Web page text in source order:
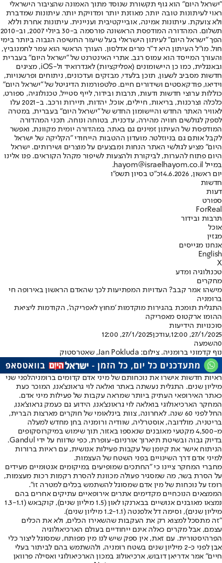
"ישראל היום" הוא גוף תקשורת שנוסד מתוך האמונה שהציבור הישראלי
ראוי לעיתונות טובה יותר, מאוזנת יותר ומדויקת יותר. עיתונות שמדברת
ולא צועקת. עיתונות אמינה, אובייקטיבית ועניינית. עיתונות אחרת וללא
תשלום. המהדורה המודפסת הראשונה פורסמה ב-30 ביולי 2007, וב-2010
הפך "ישראל היום" לעיתון הישראלי בעל שיעור החשיפה הגבוה ביותר בימי
חול. מו"ל העיתון היא ד"ר מרים אדלסון. העורך הראשי הוא עמר לחמנוביץ,
והעורך המייסד הוא עמוס רגב. אתרי האינטרנט של "ישראל היום" בעברית
ובאנגלית, כמו כן היישומונים (אפליקציות) לאנדרואיד ול-iOS, מציגים
חדשות מסביב לשעון, תוכן בלעדי, מבזקים ועדכונים, ניתוחים ופרשנויות,
וידיאו, פודקאסטים ושידורים חיים. פלטפורמות הדיגיטל של "ישראל היום"
כוללות ערוצי חדשות ודעות, תרבות ובידור, לייף סטייל, טכנולוגיה, ספורט,
כלכלה וצרכנות, בריאות, חיילים, אוכל, יהדות, תיירות ורכב. ב-2021 עלו
לאוויר האתר החדש והיישומון החדש של "ישראל היום" בעברית, במטרה
לספק לגולשים חוויה מהירה, עדכנית, בטוחה ונוחה. תכני המהדורה
המודפסת של העיתון זמינים גם באתר, במהדורה יומית מקוונת, ואפשר
לקבל אותם גם בניוזלטר. מועדון ההטבות הייחודי "הקליקה של ישראל
היום" מציע לגולשי האתר הנחות ומבצעים על מוצרים ושירותים. ישראל
היום פתוח להערות, לביקורת ולהצעות לשיפור מקהל הקוראים. פנו אלינו
במייל hayom@israelhayom.co.il.
יום ראשון, 14.6.2026
כ"ט בסיון תשפ"ו
חדשות
דעות
ספורט
ForReal
תרבות ובידור
אוכל
מגזין
אנחנו מגייסים
English
X
טכנולוגיה ומדע
מחקרים
מישהו אמר קבב? העדויות המפתיעות לכך שהאדם הראשון באירופה חי
ברומניה
התגלית תומכת בהגירות מוקדמות 'מחוץ לאפריקה', הקודמות ליציאת
ההומו ארקטוס מאפריקה
סוכנויות הידיעות
27/1/2025, 12:00
,עודכן27/1/2025, 12:00
0השמעה
נוף קדמוני ברומניה. צילום: Jan Pokluda, שאטרסטוק
ראיות חדשות אישרו את נוכחותם של מיני אדם קדומים ברומניהלפני שני
מיליון שנים. התגלית נעשתה באתר ואלאה לוי גראונצ'אנו, המוכר כעת
כאתר האירופאי העתיק ביותר שמראה עקבות של פעילות מיני אדם.
המחקר הארכיאולוגי בואלאה לוי גראונצ'אנו, הידוע גם כעמק גראוצ'אנו,
החל לפני 60 שנה. לאחרונה, צוות בינלאומי של חוקרים מארצות הברית,
בריטניה, מולדובה, אוסטרליה, שוודיה ורומניה בחן מחדש למעלה
מ-4,500 מקטעי מאובנים שנאספו באזור, תוך שימוש במיקרוסקופים
בדיוק גבוה ובשיטת תיארוך אורניום-עופרת, כפי שדווח על ידי Gandul.
הניתוח אישר את קיומן של עקבות פעילות אנושית, עם ראיות ברורות
למיני אדם דרך השינויים בפני השטח של העצמות.
מחברי המחקר ציינו כי "החתכים שמופיעים במיקומים אנטומיים מעידים
על הסרת בשר, מה שמסגיר פעולה מכוונת להסרת רקמות רכות מעצמות,
רומז על נוכחות של מין אדם שמסוגל להשתמש בכלים למטרה זו".
הממצאים הנוכחיים מקדימים אתרים אירופאיים עתיקים אחרים בהם
נמצאו מאובנים אנושיים בבארנקו לאון (1.5 מיליון שנים), קוקבאש (1.3-1.1
מיליון שנים), וסימה דל אלפנטה (1.2-1.1 מיליון שנים).
"זה מתסכל למצוא רק את העקבות שהשאירו הכלים, ולא את הכלים
עצמם, אבל מקרים כאלה אינם ייחודיים בעולם הארכיאולוגיה
הפרהיסטורית. עם זאת, אין ספק שיש לנו מין מפותח, שמסוגל ליצור כלי
אבן לפני כ-2 מיליון שנים בשטח רומניה, ולהשתמש בהם לביתור בעלי
חיים" אמר אדריאן דובוש, ארכיאולוג במכון הארכיאולוגי ואסילה פרוואן